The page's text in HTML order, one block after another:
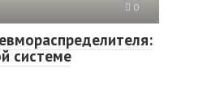
0
системе